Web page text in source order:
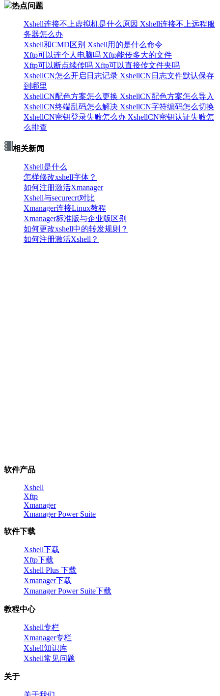
3、在会话管理中双击刚刚新建的会话，就可以发送与服务器
的连接。
5、等待服务器连接和验证成功后，就可以连接到linux系统的
图形界面了。在图形界面中打开终端，执行init 3命令，就可以
切换到linux命令行界面。若是想切换回来，执行init 5命令即
以上介绍了linux图形界面切换快捷键，linux图形界面怎么切换
命令行界面的相关内容。如果在使用
题，可以到软件的中文网站搜索解决办法。
热点问题
Xshell连接不上虚拟机是什么原因 Xshell连接不上远程服
务器怎么办
Xshell和CMD区别 Xshell用的是什么命令
Xftp可以连个人电脑吗 Xftp能传多大的文件
Xftp可以断点续传吗 Xftp可以直接传文件夹吗
XshellCN怎么开启日志记录 XshellCN日志文件默认保存
到哪里
XshellCN配色方案怎么更换 XshellCN配色方案怎么导入
XshellCN终端乱码怎么解决 XshellCN字符编码怎么切换
XshellCN密钥登录失败怎么办 XshellCN密钥认证失败怎
么排查
相关新闻
Xshell是什么
怎样修改xshell字体？
如何注册激活Xmanager
Xshell与securecrt对比
Xmanager连接Linux教程
Xmanager标准版与企业版区别
如何更改xshell中的转发规则？
如何注册激活Xshell？
软件产品
Xshell
Xftp
Xmanager
Xmanager Power Suite
软件下载
Xshell下载
Xftp下载
Xshell Plus 下载
Xmanager下载
Xmanager Power Suite下载
教程中心
Xshell专栏
Xmanager专栏
Xshell知识库
Xshell常见问题
关于